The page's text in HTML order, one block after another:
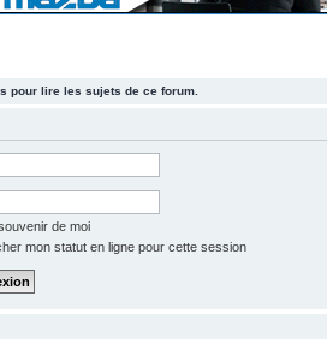
pour lire les sujets de ce forum.
de moi
mon statut en ligne pour cette session